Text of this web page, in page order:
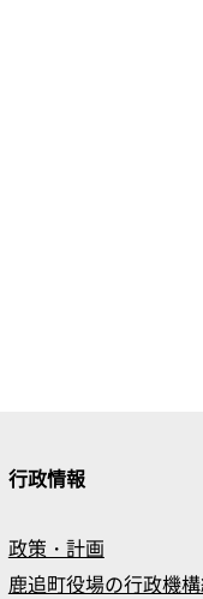
行政情報
政策・計画
鹿追町役場の行政機